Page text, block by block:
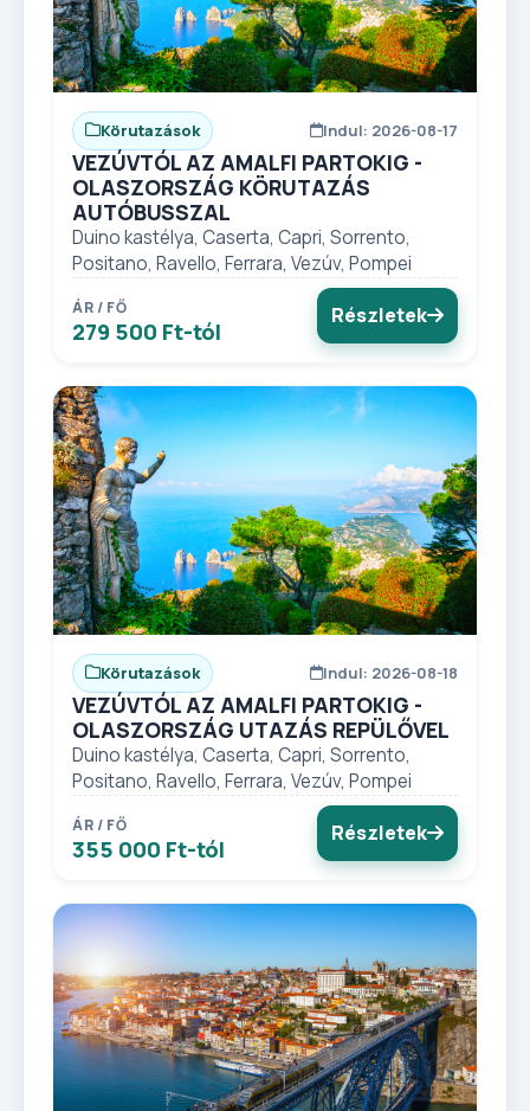
Körutazások Indul: 2026-08-17
VEZÚVTÓL AZ AMALFI PARTOKIG -
OLASZORSZÁG KÖRUTAZÁS
AUTÓBUSSZAL
Duino kastélya, Caserta, Capri, Sorrento,
Positano, Ravello, Ferrara, Vezúv, Pompei
ÁR / FŐ
279 500 Ft-tól
Részletek
Körutazások Indul: 2026-08-18
VEZÚVTÓL AZ AMALFI PARTOKIG -
OLASZORSZÁG UTAZÁS REPÜLŐVEL
Duino kastélya, Caserta, Capri, Sorrento,
Positano, Ravello, Ferrara, Vezúv, Pompei
ÁR / FŐ
355 000 Ft-tól
Részletek